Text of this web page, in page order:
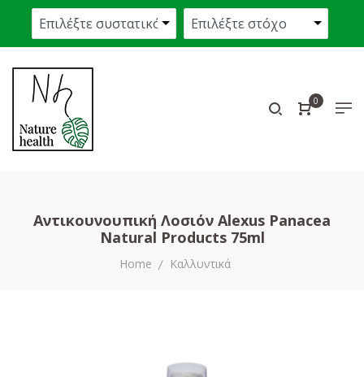
0
Αντικουνουπική Λοσιόν Alexus Panacea
Natural Products 75ml
Home Καλλυντικά